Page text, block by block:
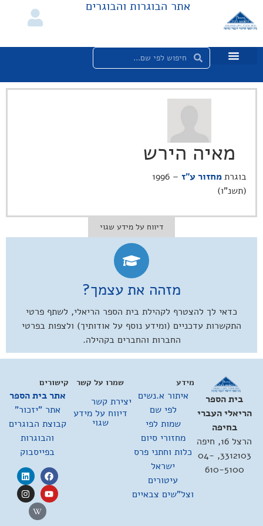
אתר הבוגרות והבוגרים
מאיה הירש
בוגרתמחזור ע"ז
– 1996
(תשנ"ו)
דיווח על מידע שגוי
מזהה את עצמך?
כדאי לך להצטרף לקהילת בית הספר הריאלי, לשתף פרטי
התקשרות עדכניים (ומידע נוסף על אודותיך) ולצפות בפרטי
החברות והחברים בקהילה.
בית הספר
הריאלי העברי
בחיפה
הרצל 16, חיפה
3312103, 04-
610-5100
מידע
איתור א.נשים
לפי שם
שמות לפי
מחזורי סיום
כלות וחתני פרס
ישראל
עיטורים
וצל"שים צבאיים
קישורים
אתר בית הספר
אתר "יזכור"
קבוצת הבוגרים
והבוגרות
בפייסבוק
שמרו על קשר
יצירת קשר
דיווח על מידע
שגוי